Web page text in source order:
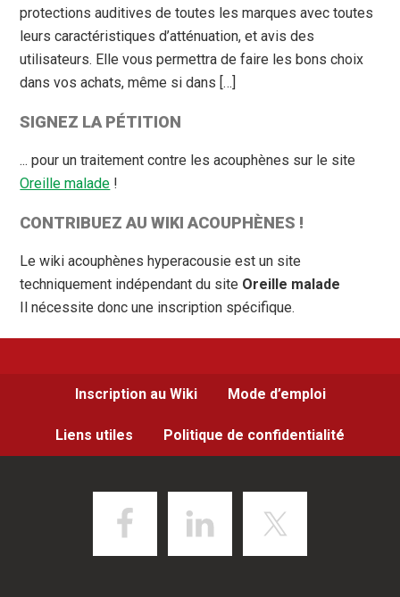
protections auditives de toutes les marques avec toutes
leurs caractéristiques d’atténuation, et avis des
utilisateurs. Elle vous permettra de faire les bons choix
dans vos achats, même si dans […]
SIGNEZ LA PÉTITION
... pour un traitement contre les acouphènes sur le site
Oreille malade !
CONTRIBUEZ AU WIKI ACOUPHÈNES !
Le wiki acouphènes hyperacousie est un site
techniquement indépendant du site Oreille malade
Il nécessite donc une inscription spécifique.
Inscription au Wiki Mode d’emploi
Liens utiles Politique de confidentialité